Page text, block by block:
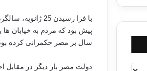
با فرا رسیدن
سال بر مصر حکمرانی کرده
دولت مصر بار دیگر در